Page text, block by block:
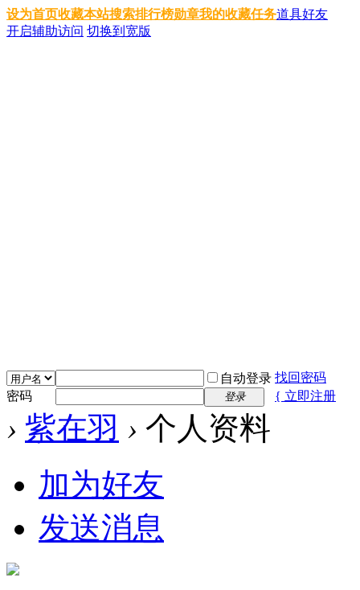
设为首页收藏本站搜索排行榜勋章我的收藏任务道具好友
开启辅助访问 切换到宽版
自动登录 找回密码
密码
登录 { 立即注册
› 紫在羽 › 个人资料
加为好友
发送消息